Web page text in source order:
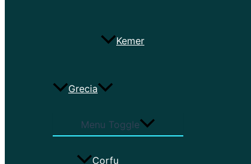
Kemer
Grecia
Menu Toggle
Corfu